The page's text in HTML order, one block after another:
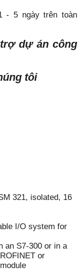
- 5 ngày trên toàn
dự án công
tôi
321, isolated, 16
I/O system for
an S7-300 or in a
or